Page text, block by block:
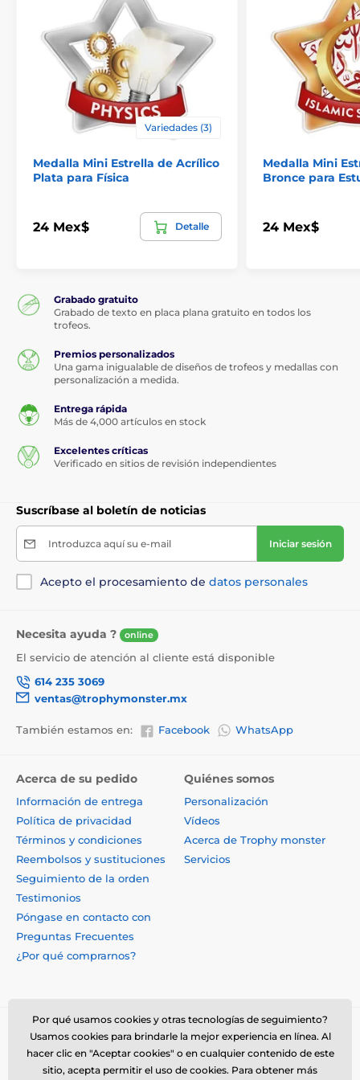
Variedades (3)
Medalla Mini Estrella de Acrílico
Plata para Física
24 Mex$ Detalle
Medalla Mini
Bronce para
24 Mex$
Grabado gratuito
Grabado de texto en placa plana gratuito en todos los
trofeos.
Premios personalizados
Una gama inigualable de diseños de trofeos y medallas con
personalización a medida.
Entrega rápida
Más de 4,000 artículos en stock
Excelentes críticas
Verificado en sitios de revisión independientes
Suscríbase al boletín de noticias
Introduzca aquí su e-mail Iniciar sesión
Acepto el procesamiento de datos personales
Necesita ayuda ? online
El servicio de atención al cliente está disponible
614 235 3069
ventas@trophymonster.mx
También estamos en: Facebook WhatsApp
Acerca de su pedido
Información de entrega
Política de privacidad
Términos y condiciones
Reembolsos y sustituciones
Seguimiento de la orden
Testimonios
Póngase en contacto con
Preguntas Frecuentes
¿Por qué comprarnos?
Quiénes somos
Personalización
Vídeos
Acerca de Trophy monster
Servicios
Por qué usamos cookies y otras tecnologías de seguimiento?
Usamos cookies para brindarle la mejor experiencia en línea. Al
hacer clic en "Aceptar cookies" o en cualquier contenido de este
sitio, acepta permitir el uso de cookies. Para obtener más